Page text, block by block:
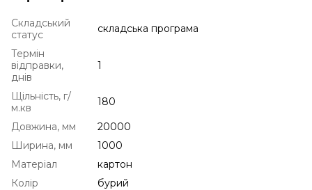
Складський
статус
складська програма
Термін
відправки,
днів
1
Щільність, г/
м.кв
180
Довжина, мм
20000
Ширина, мм
1000
Матеріал
картон
Колір
бурий